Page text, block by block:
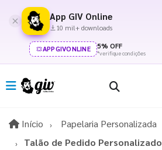
App GIV Online
10 mil+ downloads
APPGIVONLINE 5% OFF
*verifique condições
Início InícioPapelaria Personalizada
Talão de Pedido Personalizado